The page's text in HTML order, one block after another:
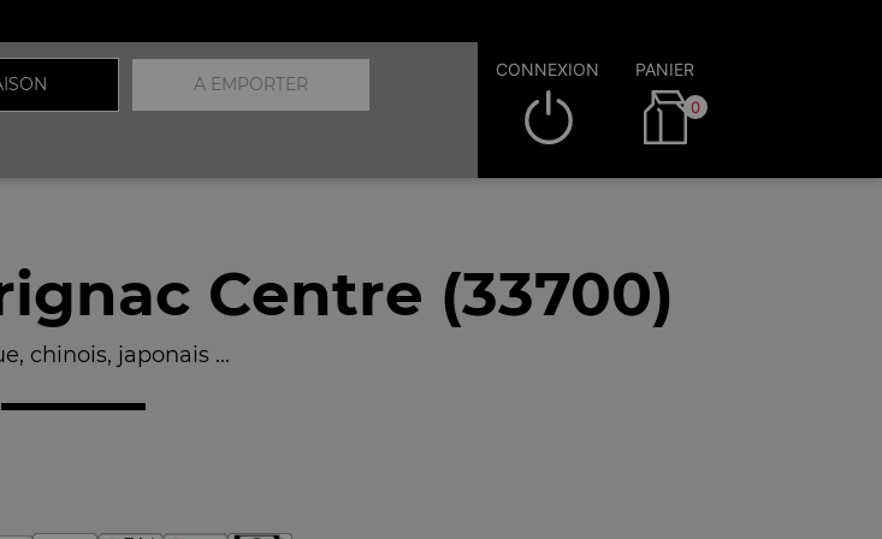
A EMPORTER
CONNEXION PANIER
0
Centre (33700)
chinois, japonais ...